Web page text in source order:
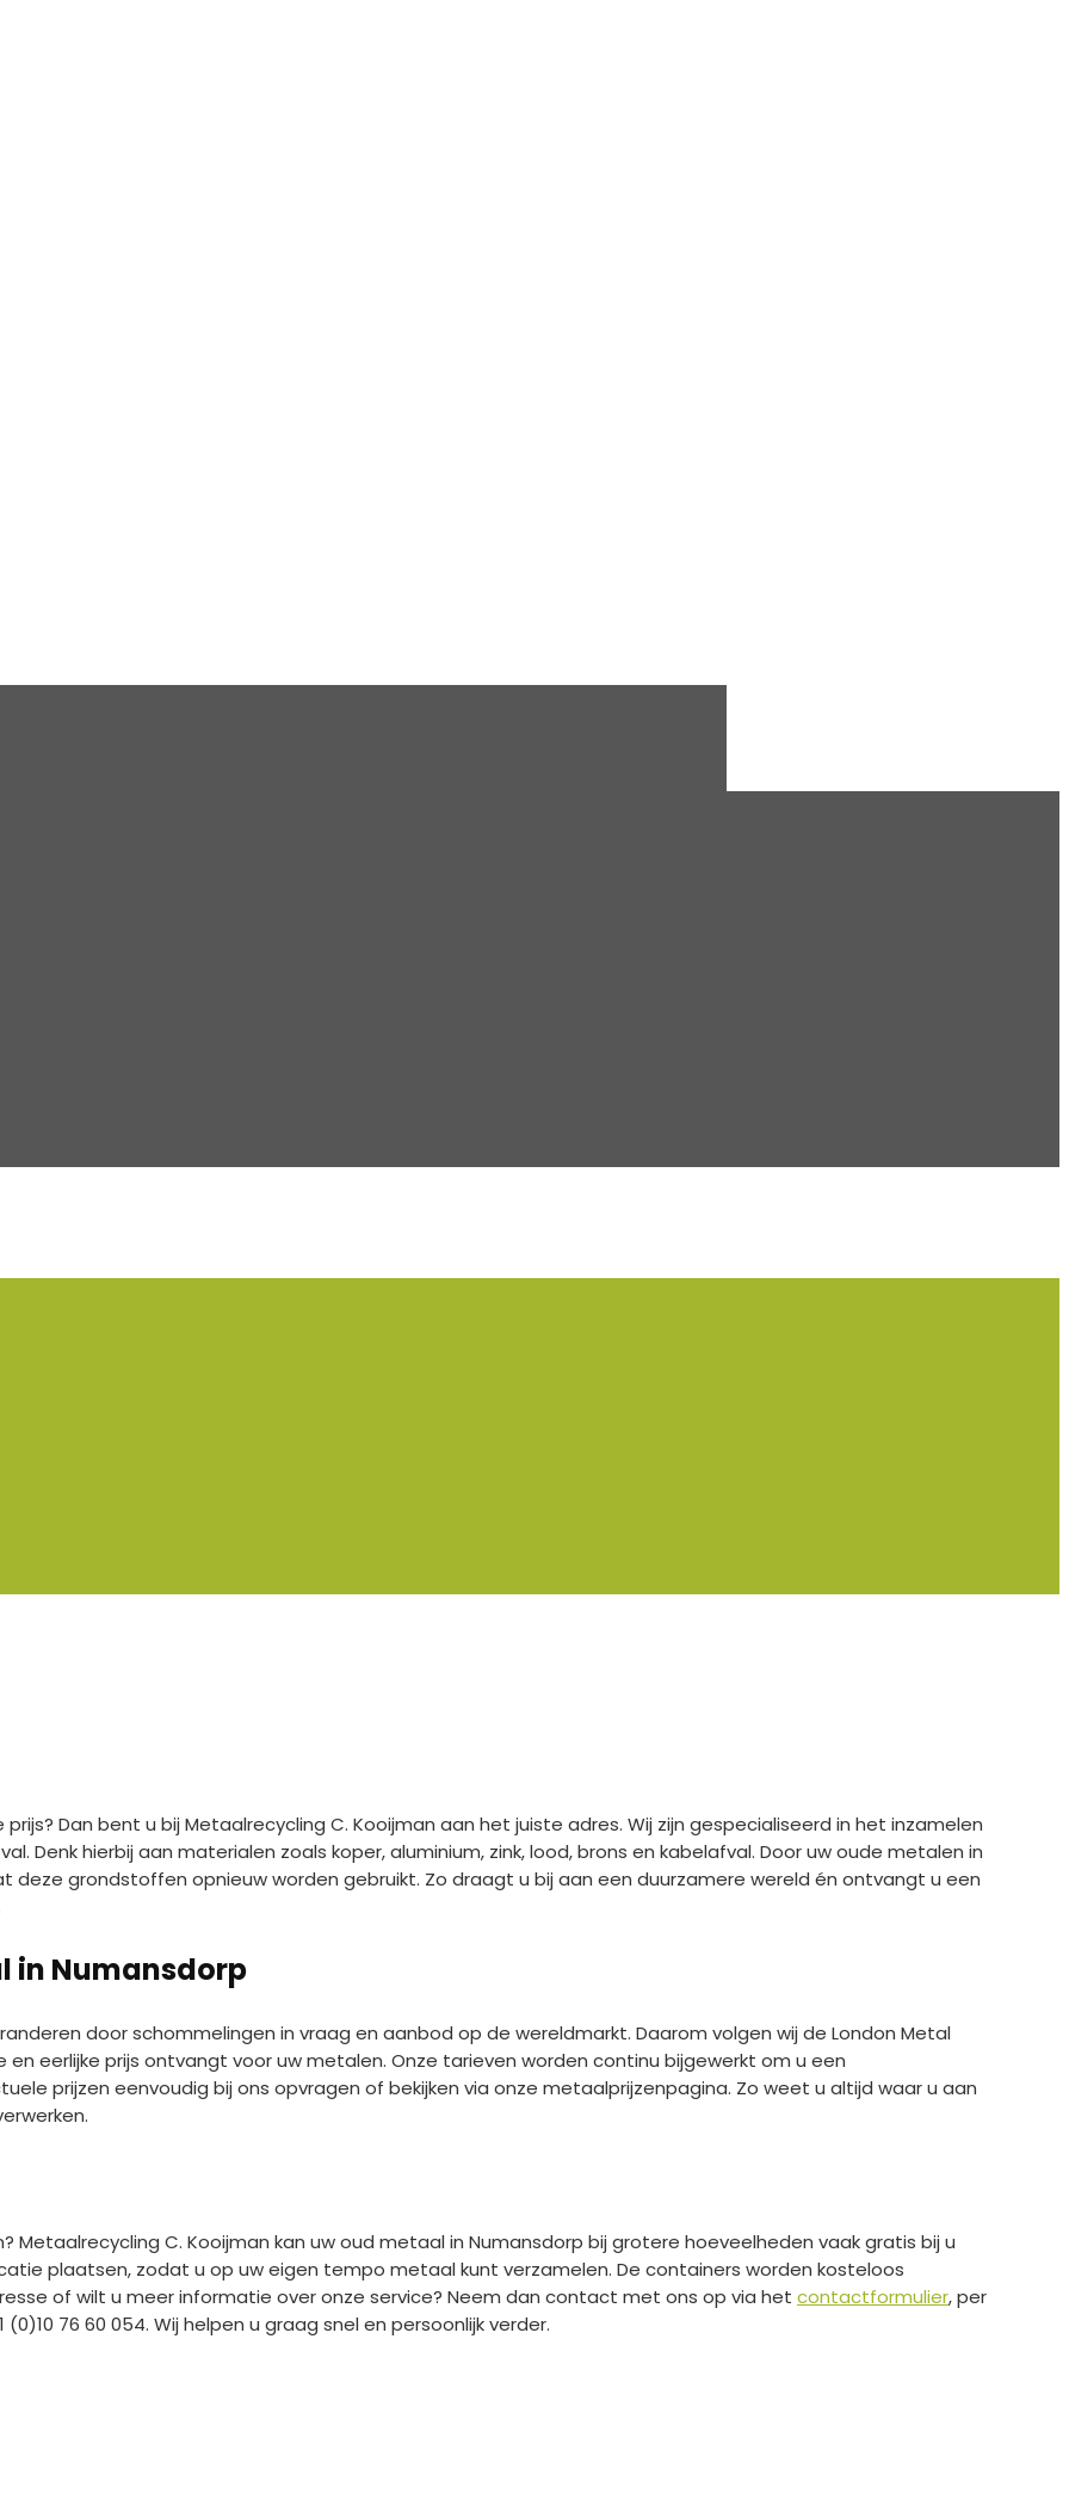
Dan bent u bij Metaalrecycling C. Kooijman aan het juiste adres. Wij zijn gespecialiseerd in het inzamelen
Denk hierbij aan materialen zoals koper, aluminium, zink, lood, brons en kabelafval. Door uw oude metalen in
deze grondstoffen opnieuw worden gebruikt. Zo draagt u bij aan een duurzamere wereld én ontvangt u een
in Numansdorp
door schommelingen in vraag en aanbod op de wereldmarkt. Daarom volgen wij de London Metal
en eerlijke prijs ontvangt voor uw metalen. Onze tarieven worden continu bijgewerkt om u een
prijzen eenvoudig bij ons opvragen of bekijken via onze metaalprijzenpagina. Zo weet u altijd waar u aan
C. Kooijman kan uw oud metaal in Numansdorp bij grotere hoeveelheden vaak gratis bij u
plaatsen, zodat u op uw eigen tempo metaal kunt verzamelen. De containers worden kosteloos
of wilt u meer informatie over onze service? Neem dan contact met ons op via het contactformulier, per
76 60 054. Wij helpen u graag snel en persoonlijk verder.